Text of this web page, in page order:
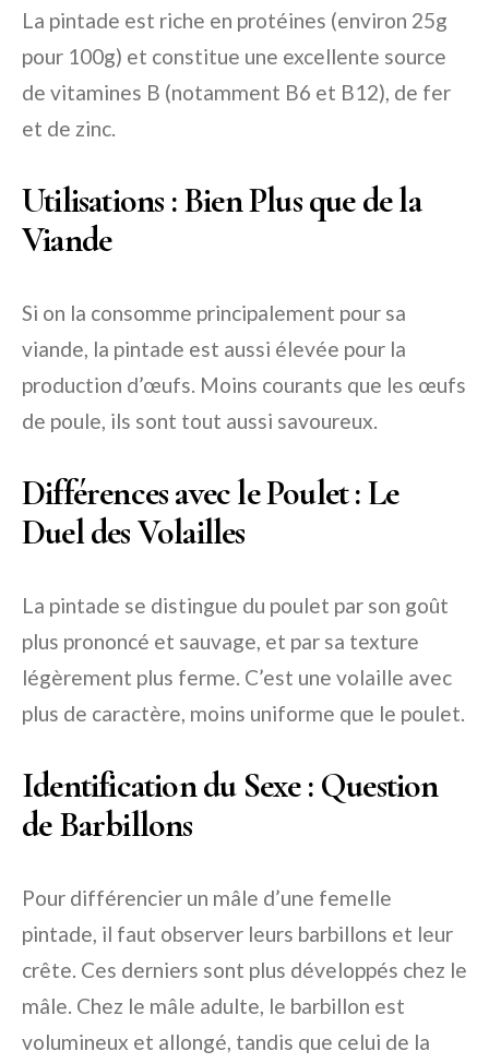
La pintade est riche en protéines (environ 25g
pour 100g) et constitue une excellente source
de vitamines B (notamment B6 et B12), de fer
et de zinc.
Utilisations : Bien Plus que de la
Viande
Si on la consomme principalement pour sa
viande, la pintade est aussi élevée pour la
production d’œufs. Moins courants que les œufs
de poule, ils sont tout aussi savoureux.
Différences avec le Poulet : Le
Duel des Volailles
La pintade se distingue du poulet par son goût
plus prononcé et sauvage, et par sa texture
légèrement plus ferme. C’est une volaille avec
plus de caractère, moins uniforme que le poulet.
Identification du Sexe : Question
de Barbillons
Pour différencier un mâle d’une femelle
pintade, il faut observer leurs barbillons et leur
crête. Ces derniers sont plus développés chez le
mâle. Chez le mâle adulte, le barbillon est
volumineux et allongé, tandis que celui de la